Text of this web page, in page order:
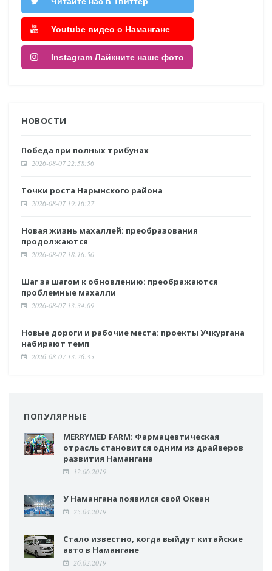
Youtube видео о Намангане
Instagram Лайкните наше фото
НОВОСТИ
Победа при полных трибунах
2026-08-07 22:58:56
Точки роста Нарынского района
2026-08-07 19:16:27
Новая жизнь махаллей: преобразования
продолжаются
2026-08-07 18:16:50
Шаг за шагом к обновлению: преображаются
проблемные махалли
2026-08-07 13:34:09
Новые дороги и рабочие места: проекты Учкургана
набирают темп
2026-08-07 13:26:35
ПОПУЛЯРНЫЕ
MERRYMED FARM: Фармацевтическая
отрасль становится одним из драйверов
развития Намангана
12.06.2019
У Намангана появился свой Океан
25.04.2019
Стало известно, когда выйдут китайские
авто в Намангане
26.02.2019